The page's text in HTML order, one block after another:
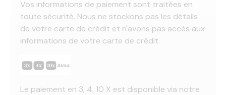
Vos informations de paiement sont traitées en
toute sécurité. Nous ne stockons pas les détails
de votre carte de crédit et n'avons pas accès aux
informations de votre carte de crédit.
Le paiement en 3, 4, 10 X est disponible via notre